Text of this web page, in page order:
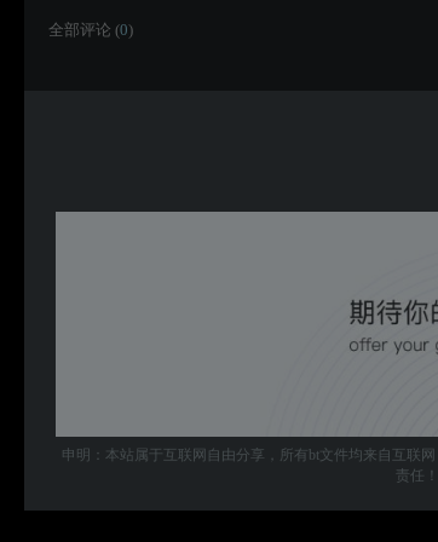
全部评论 (0)
申明：本站属于互联网自由分享，所有bt文件均来自互联
责任